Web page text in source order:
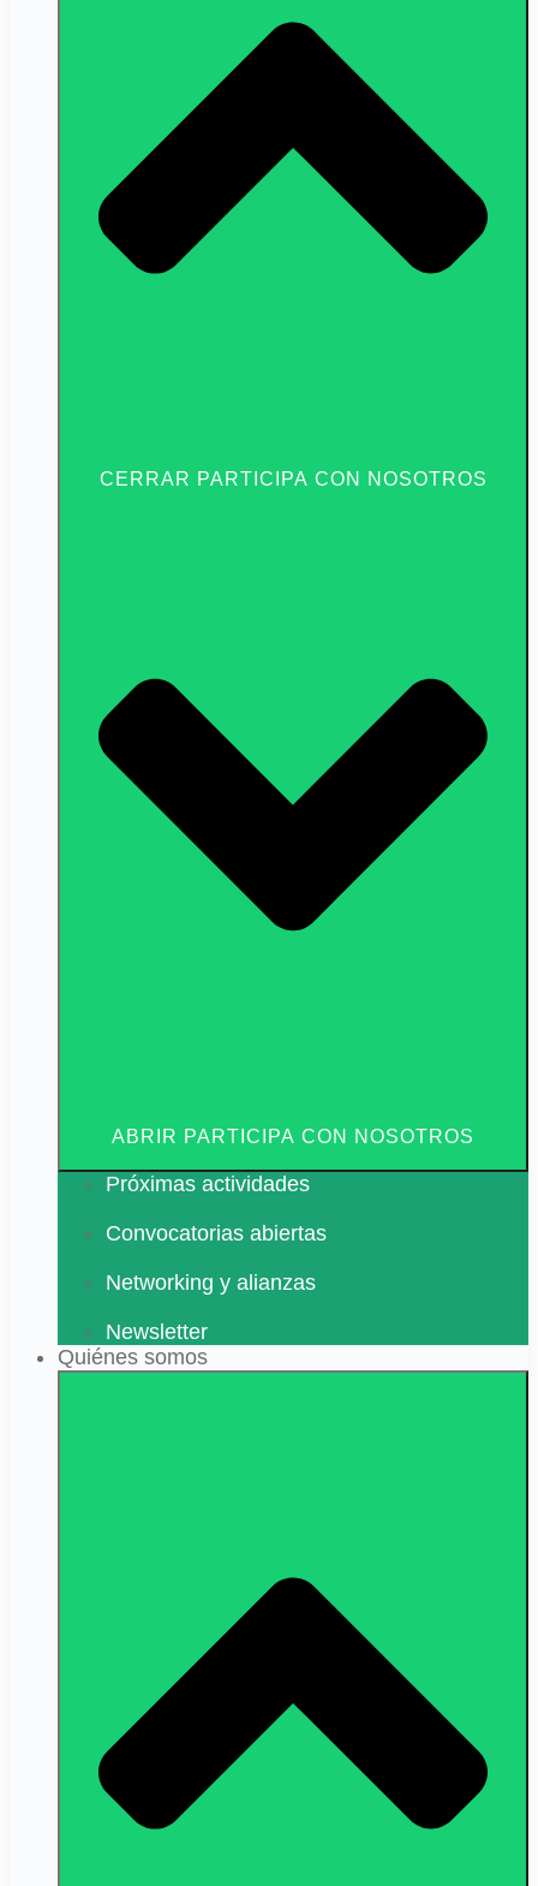
CERRAR PARTICIPA CON NOSOTROS
ABRIR PARTICIPA CON NOSOTROS
Próximas actividades
Convocatorias abiertas
Networking y alianzas
Newsletter
Quiénes somos